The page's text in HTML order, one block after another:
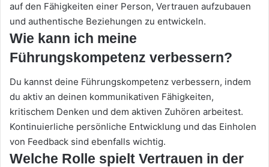
auf den Fähigkeiten einer Person, Vertrauen aufzubauen
und authentische Beziehungen zu entwickeln.
Wie kann ich meine
Führungskompetenz verbessern?
Du kannst deine Führungskompetenz verbessern, indem
du aktiv an deinen kommunikativen Fähigkeiten,
kritischem Denken und dem aktiven Zuhören arbeitest.
Kontinuierliche persönliche Entwicklung und das Einholen
von Feedback sind ebenfalls wichtig.
Welche Rolle spielt Vertrauen in der